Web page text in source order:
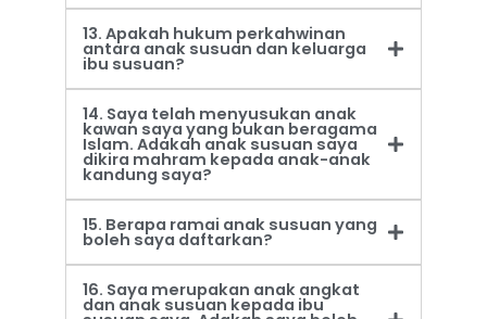
13. Apakah hukum perkahwinan
antara anak susuan dan keluarga
ibu susuan?
14. Saya telah menyusukan anak
kawan saya yang bukan beragama
Islam. Adakah anak susuan saya
dikira mahram kepada anak-anak
kandung saya?
15. Berapa ramai anak susuan yang
boleh saya daftarkan?
16. Saya merupakan anak angkat
dan anak susuan kepada ibu